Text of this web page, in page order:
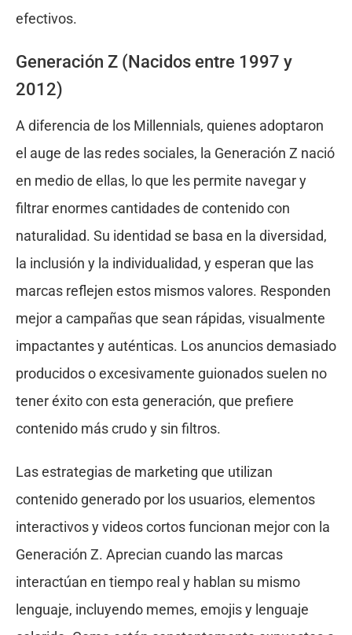
efectivos.
Generación Z (Nacidos entre 1997 y
2012)
A diferencia de los Millennials, quienes adoptaron
el auge de las redes sociales, la Generación Z nació
en medio de ellas, lo que les permite navegar y
filtrar enormes cantidades de contenido con
naturalidad. Su identidad se basa en la diversidad,
la inclusión y la individualidad, y esperan que las
marcas reflejen estos mismos valores. Responden
mejor a campañas que sean rápidas, visualmente
impactantes y auténticas. Los anuncios demasiado
producidos o excesivamente guionados suelen no
tener éxito con esta generación, que prefiere
contenido más crudo y sin filtros.
Las estrategias de marketing que utilizan
contenido generado por los usuarios, elementos
interactivos y videos cortos funcionan mejor con la
Generación Z. Aprecian cuando las marcas
interactúan en tiempo real y hablan su mismo
lenguaje, incluyendo memes, emojis y lenguaje